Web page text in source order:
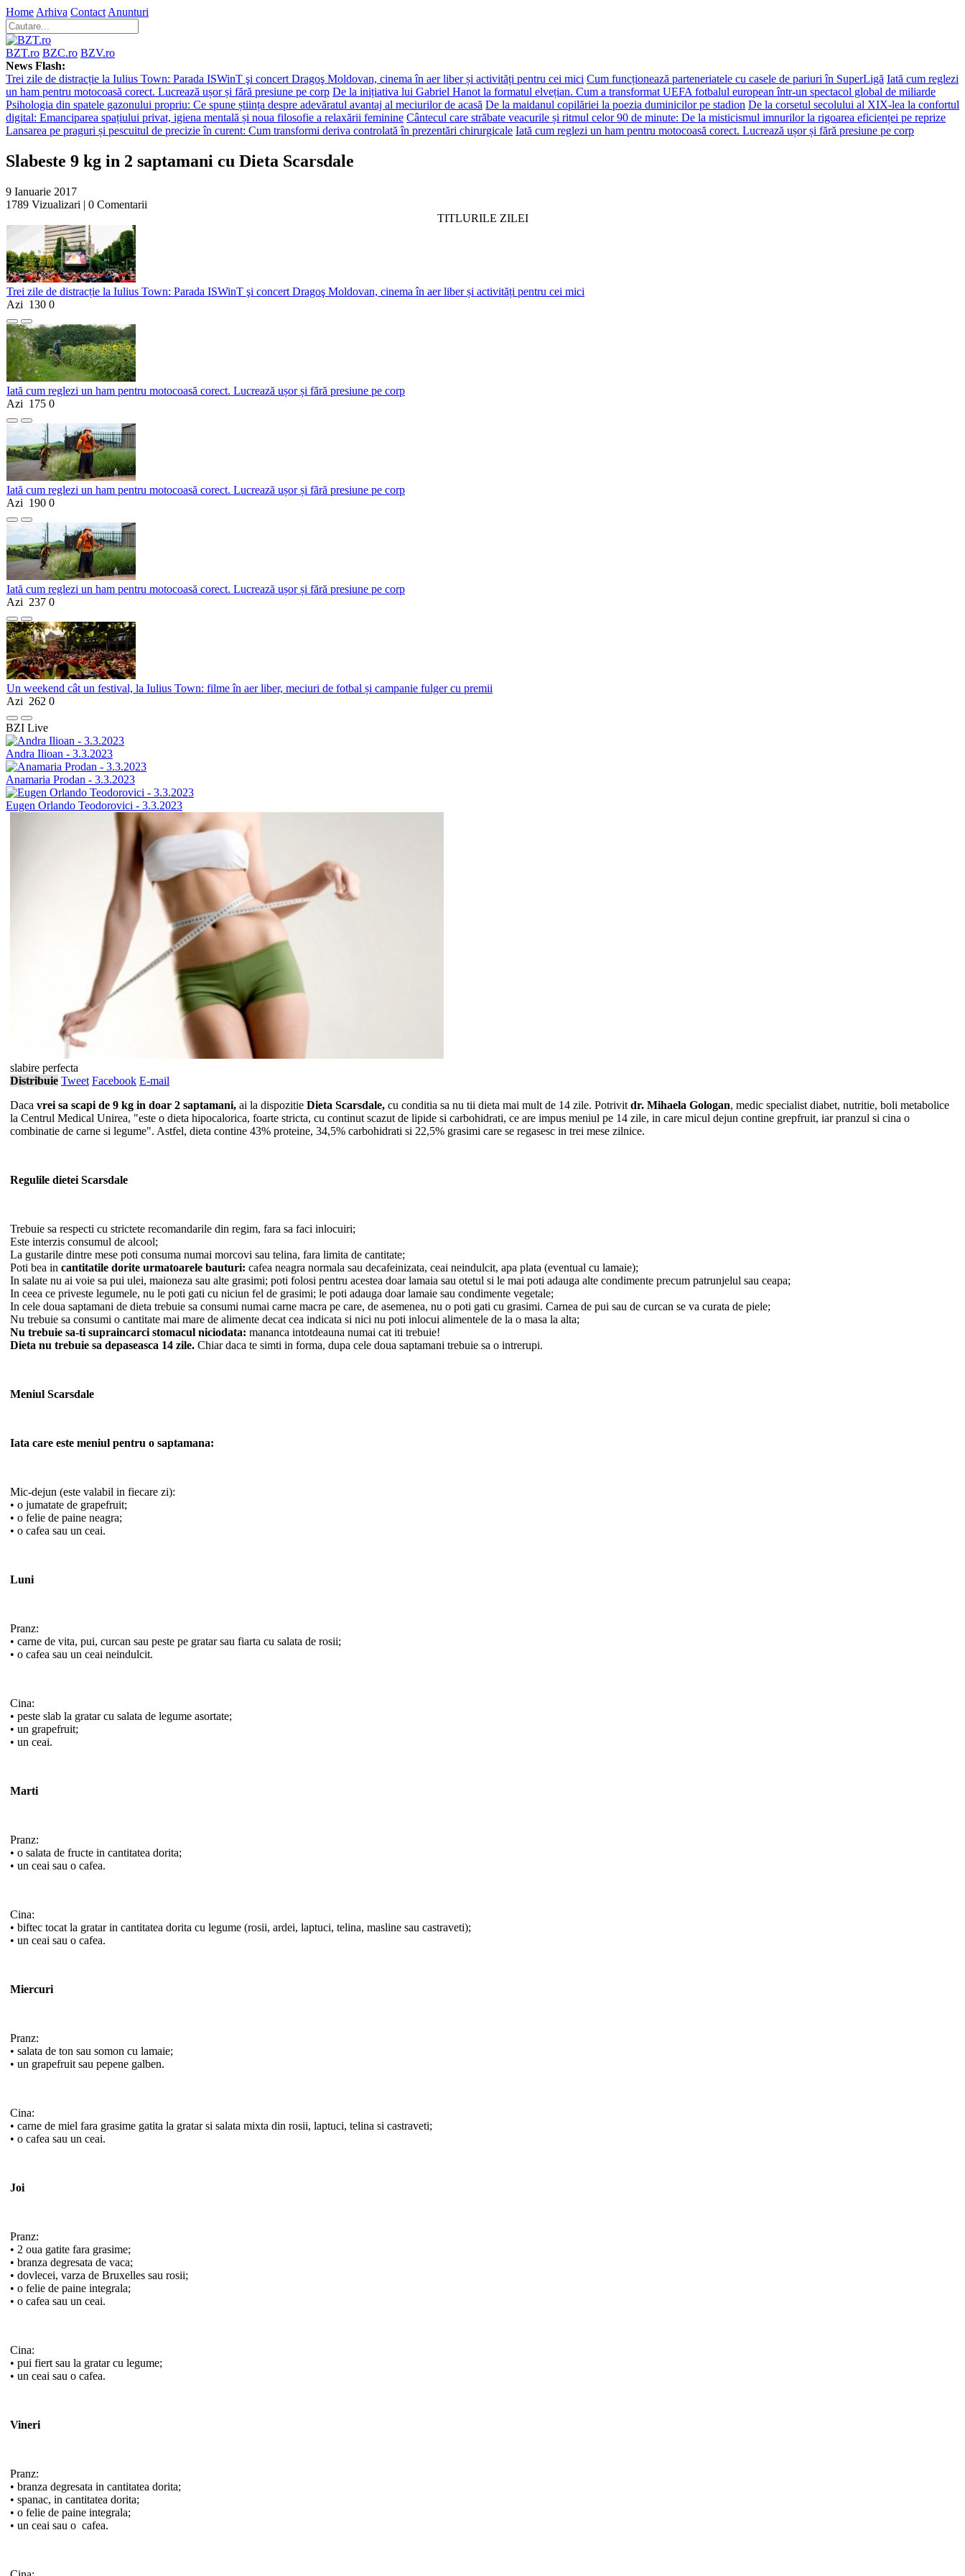
Home Arhiva Contact Anunturi
BZT.ro BZC.ro BZV.ro
News Flash:
Trei zile de distracție la Iulius Town: Parada ISWinT şi concert Dragoş Moldovan, cinema în aer liber și activități pentru cei mici Cum funcționează parteneriatele cu casele de pariuri în SuperLigă Iată cum reglezi
un ham pentru motocoasă corect. Lucrează ușor și fără presiune pe corp De la inițiativa lui Gabriel Hanot la formatul elvețian. Cum a transformat UEFA fotbalul european într-un spectacol global de miliarde
Psihologia din spatele gazonului propriu: Ce spune știința despre adevăratul avantaj al meciurilor de acasă De la maidanul copilăriei la poezia duminicilor pe stadion De la corsetul secolului al XIX-lea la confortul
digital: Emanciparea spațiului privat, igiena mentală și noua filosofie a relaxării feminine Cântecul care străbate veacurile și ritmul celor 90 de minute: De la misticismul imnurilor la rigoarea eficienței pe reprize
Lansarea pe praguri și pescuitul de precizie în curent: Cum transformi deriva controlată în prezentări chirurgicale Iată cum reglezi un ham pentru motocoasă corect. Lucrează ușor și fără presiune pe corp
Slabeste 9 kg in 2 saptamani cu Dieta Scarsdale
9 Ianuarie 2017
1789 Vizualizari | 0 Comentarii
TITLURILE ZILEI
Trei zile de distracție la Iulius Town: Parada ISWinT şi concert Dragoş Moldovan, cinema în aer liber și activități pentru cei mici
Azi 130 0
Iată cum reglezi un ham pentru motocoasă corect. Lucrează ușor și fără presiune pe corp
Azi 175 0
Iată cum reglezi un ham pentru motocoasă corect. Lucrează ușor și fără presiune pe corp
Azi 190 0
Iată cum reglezi un ham pentru motocoasă corect. Lucrează ușor și fără presiune pe corp
Azi 237 0
Un weekend cât un festival, la Iulius Town: filme în aer liber, meciuri de fotbal și campanie fulger cu premii
Azi 262 0
BZI Live
Andra Ilioan - 3.3.2023
Anamaria Prodan - 3.3.2023
Eugen Orlando Teodorovici - 3.3.2023
slabire perfecta
Distribuie Tweet Facebook E-mail
Daca vrei sa scapi de 9 kg in doar 2 saptamani, ai la dispozitie Dieta Scarsdale, cu conditia sa nu tii dieta mai mult de 14 zile. Potrivit dr. Mihaela Gologan, medic specialist diabet, nutritie, boli metabolice
la Centrul Medical Unirea, "este o dieta hipocalorica, foarte stricta, cu continut scazut de lipide si carbohidrati, ce are impus meniul pe 14 zile, in care micul dejun contine grepfruit, iar pranzul si cina o
combinatie de carne si legume". Astfel, dieta contine 43% proteine, 34,5% carbohidrati si 22,5% grasimi care se regasesc in trei mese zilnice.
Regulile dietei Scarsdale
Trebuie sa respecti cu strictete recomandarile din regim, fara sa faci inlocuiri;
Este interzis consumul de alcool;
La gustarile dintre mese poti consuma numai morcovi sau telina, fara limita de cantitate;
Poti bea in cantitatile dorite urmatoarele bauturi: cafea neagra normala sau decafeinizata, ceai neindulcit, apa plata (eventual cu lamaie);
In salate nu ai voie sa pui ulei, maioneza sau alte grasimi; poti folosi pentru acestea doar lamaia sau otetul si le mai poti adauga alte condimente precum patrunjelul sau ceapa;
In ceea ce priveste legumele, nu le poti gati cu niciun fel de grasimi; le poti adauga doar lamaie sau condimente vegetale;
In cele doua saptamani de dieta trebuie sa consumi numai carne macra pe care, de asemenea, nu o poti gati cu grasimi. Carnea de pui sau de curcan se va curata de piele;
Nu trebuie sa consumi o cantitate mai mare de alimente decat cea indicata si nici nu poti inlocui alimentele de la o masa la alta;
Nu trebuie sa-ti supraincarci stomacul niciodata: mananca intotdeauna numai cat iti trebuie!
Dieta nu trebuie sa depaseasca 14 zile. Chiar daca te simti in forma, dupa cele doua saptamani trebuie sa o intrerupi.
Meniul Scarsdale
Iata care este meniul pentru o saptamana:
Mic-dejun (este valabil in fiecare zi):
• o jumatate de grapefruit;
• o felie de paine neagra;
• o cafea sau un ceai.
Luni
Pranz:
• carne de vita, pui, curcan sau peste pe gratar sau fiarta cu salata de rosii;
• o cafea sau un ceai neindulcit.
Cina:
• peste slab la gratar cu salata de legume asortate;
• un grapefruit;
• un ceai.
Marti
Pranz:
• o salata de fructe in cantitatea dorita;
• un ceai sau o cafea.
Cina:
• biftec tocat la gratar in cantitatea dorita cu legume (rosii, ardei, laptuci, telina, masline sau castraveti);
• un ceai sau o cafea.
Miercuri
Pranz:
• salata de ton sau somon cu lamaie;
• un grapefruit sau pepene galben.
Cina:
• carne de miel fara grasime gatita la gratar si salata mixta din rosii, laptuci, telina si castraveti;
• o cafea sau un ceai.
Joi
Pranz:
• 2 oua gatite fara grasime;
• branza degresata de vaca;
• dovlecei, varza de Bruxelles sau rosii;
• o felie de paine integrala;
• o cafea sau un ceai.
Cina:
• pui fiert sau la gratar cu legume;
• un ceai sau o cafea.
Vineri
Pranz:
• branza degresata in cantitatea dorita;
• spanac, in cantitatea dorita;
• o felie de paine integrala;
• un ceai sau o cafea.